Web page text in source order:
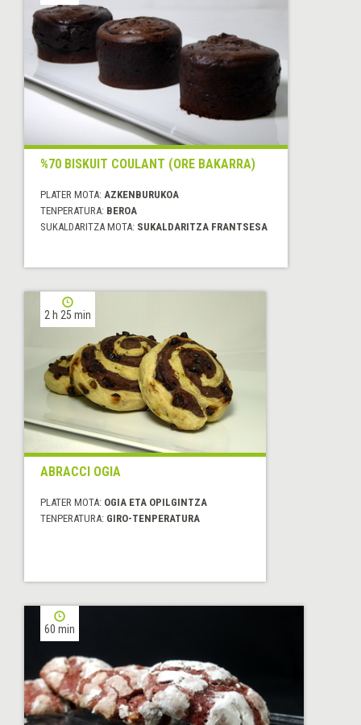
%70 BISKUIT COULANT (ORE BAKARRA)
PLATER MOTA: AZKENBURUKOA
TENPERATURA: BEROA
SUKALDARITZA MOTA: SUKALDARITZA FRANTSESA
2 h 25 min
ABRACCI OGIA
PLATER MOTA: OGIA ETA OPILGINTZA
TENPERATURA: GIRO-TENPERATURA
60 min